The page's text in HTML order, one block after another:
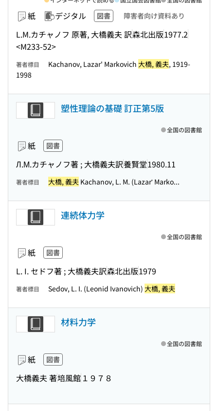
紙 デジタル 図書 障害者向け資料あり
L.M.カチャノフ 原著, 大橋義夫 訳森北出版1977.2
<M233-52>
著者標目 Kachanov, Lazar' Markovich 大橋, 義夫, 1919-
1998
塑性理論の基礎 訂正第5版
紙 図書
Л.М.カチャノフ著 ; 大橋義夫訳養賢堂1980.11
全国の図書館
著者標目 大橋, 義夫 Kachanov, L. M. (Lazarʹ Marko...
連続体力学
紙 図書
L. I. セドフ著 ; 大橋義夫訳森北出版1979
全国の図書館
著者標目 Sedov, L. I. (Leonid Ivanovich) 大橋, 義夫
材料力学
紙 図書
大橋義夫 著培風館 １９７８
全国の図書館